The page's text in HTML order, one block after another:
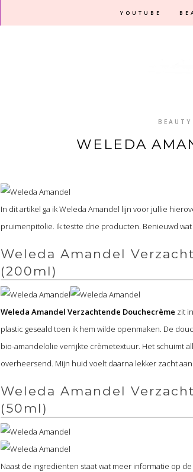
YOUTUBE
BEAUTY
WELEDA
In dit artikel ga ik Weleda Amandel lijn voor jullie
pruimenpitolie. Ik testte drie producten. Benieuwd wat
Weleda Amandel
(200ml)
Weleda Amandel Verzachtende Douchecrème zit
plastic geseald toen ik hem wilde openmaken. De
bio-amandelolie verrijkte crèmetextuur. Het schuimt
overheersend. Mijn huid voelt daarna lekker zacht
Weleda Amandel
(50ml)
Naast de ingrediënten staat wat meer informatie op